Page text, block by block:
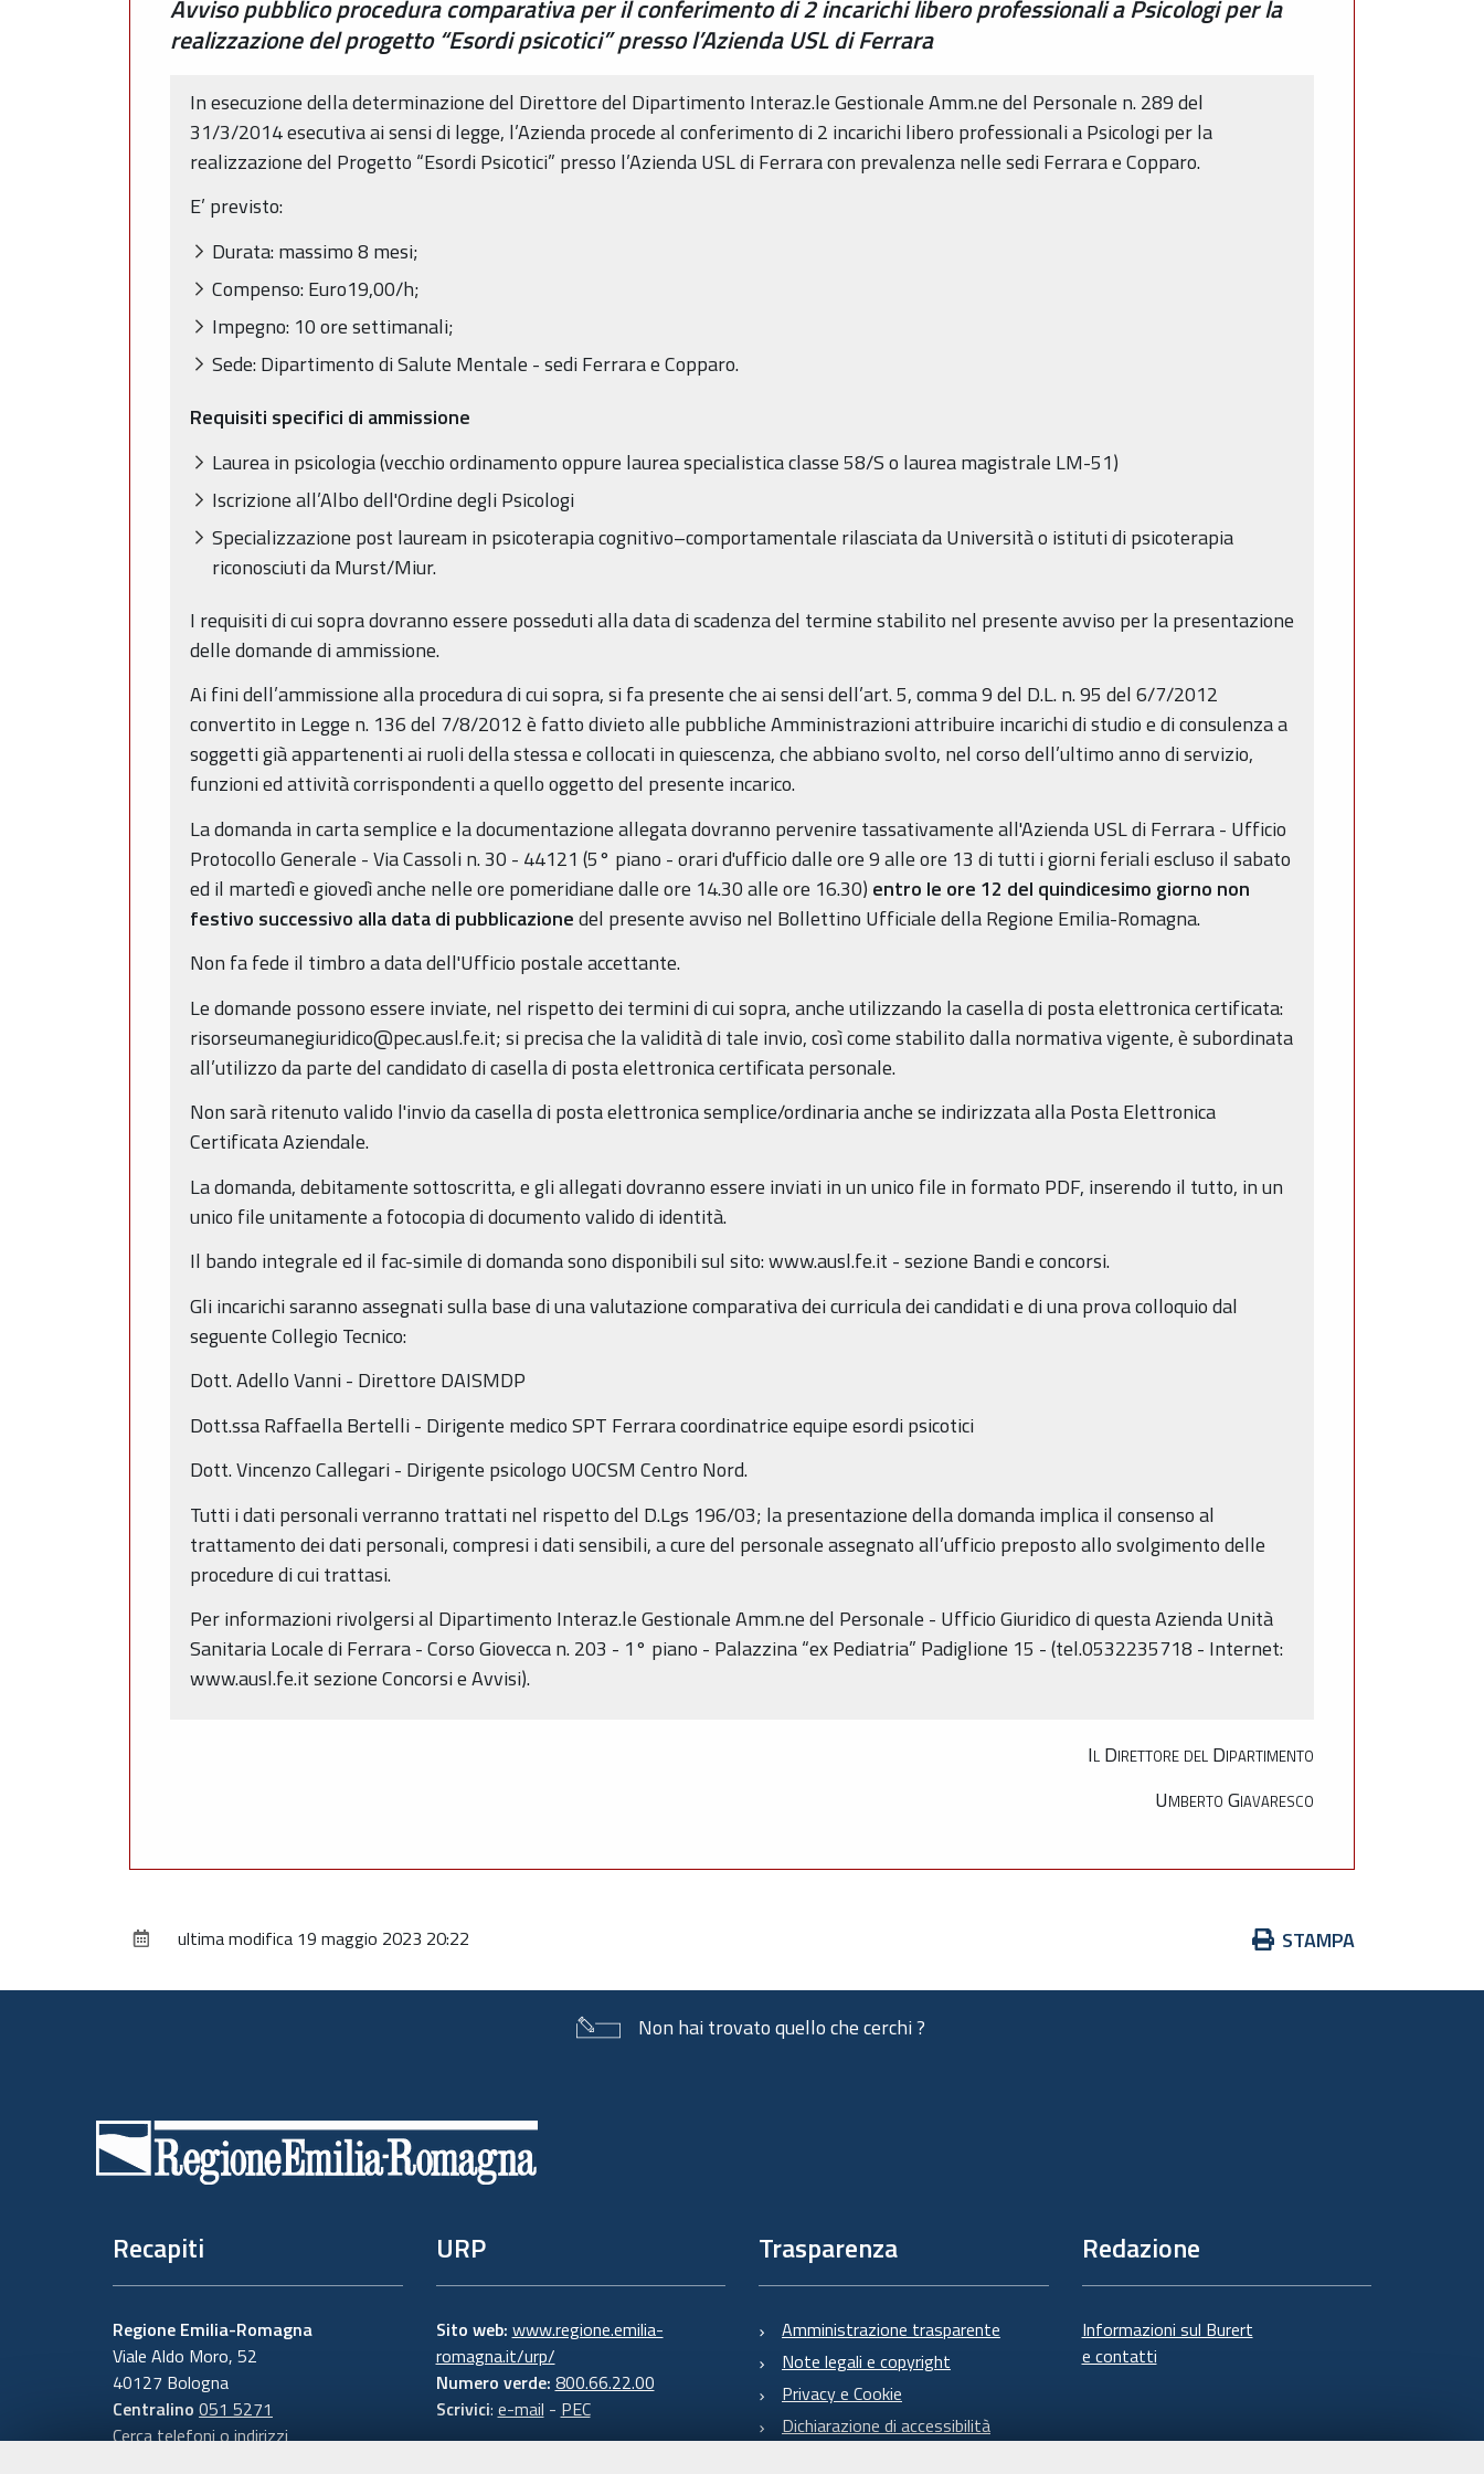
Avviso pubblico procedura comparativa per il conferimento di 2 incarichi libero professionali a Psicologi per la
realizzazione del progetto “Esordi psicotici” presso l’Azienda USL di Ferrara
In esecuzione della determinazione del Direttore del Dipartimento Interaz.le Gestionale Amm.ne del Personale n. 289 del
31/3/2014 esecutiva ai sensi di legge, l’Azienda procede al conferimento di 2 incarichi libero professionali a Psicologi per la
realizzazione del Progetto “Esordi Psicotici” presso l’Azienda USL di Ferrara con prevalenza nelle sedi Ferrara e Copparo.
E’ previsto:
Durata: massimo 8 mesi;
Compenso: Euro19,00/h;
Impegno: 10 ore settimanali;
Sede: Dipartimento di Salute Mentale - sedi Ferrara e Copparo.
Requisiti specifici di ammissione
Laurea in psicologia (vecchio ordinamento oppure laurea specialistica classe 58/S o laurea magistrale LM-51)
Iscrizione all’Albo dell'Ordine degli Psicologi
Specializzazione post lauream in psicoterapia cognitivo–comportamentale rilasciata da Università o istituti di psicoterapia
riconosciuti da Murst/Miur.
I requisiti di cui sopra dovranno essere posseduti alla data di scadenza del termine stabilito nel presente avviso per la presentazione
delle domande di ammissione.
Ai fini dell’ammissione alla procedura di cui sopra, si fa presente che ai sensi dell’art. 5, comma 9 del D.L. n. 95 del 6/7/2012
convertito in Legge n. 136 del 7/8/2012 è fatto divieto alle pubbliche Amministrazioni attribuire incarichi di studio e di consulenza a
soggetti già appartenenti ai ruoli della stessa e collocati in quiescenza, che abbiano svolto, nel corso dell’ultimo anno di servizio,
funzioni ed attività corrispondenti a quello oggetto del presente incarico.
La domanda in carta semplice e la documentazione allegata dovranno pervenire tassativamente all'Azienda USL di Ferrara - Ufficio
Protocollo Generale - Via Cassoli n. 30 - 44121 (5° piano - orari d'ufficio dalle ore 9 alle ore 13 di tutti i giorni feriali escluso il sabato
ed il martedì e giovedì anche nelle ore pomeridiane dalle ore 14.30 alle ore 16.30) entro le ore 12 del quindicesimo giorno non
festivo successivo alla data di pubblicazionedel presente avviso nel Bollettino Ufficiale della Regione Emilia-Romagna.
Non fa fede il timbro a data dell'Ufficio postale accettante.
Le domande possono essere inviate, nel rispetto dei termini di cui sopra, anche utilizzando la casella di posta elettronica certificata:
risorseumanegiuridico@pec.ausl.fe.it; si precisa che la validità di tale invio, così come stabilito dalla normativa vigente, è subordinata
all’utilizzo da parte del candidato di casella di posta elettronica certificata personale.
Non sarà ritenuto valido l'invio da casella di posta elettronica semplice/ordinaria anche se indirizzata alla Posta Elettronica
Certificata Aziendale.
La domanda, debitamente sottoscritta, e gli allegati dovranno essere inviati in un unico file in formato PDF, inserendo il tutto, in un
unico file unitamente a fotocopia di documento valido di identità.
Il bando integrale ed il fac-simile di domanda sono disponibili sul sito: www.ausl.fe.it - sezione Bandi e concorsi.
Gli incarichi saranno assegnati sulla base di una valutazione comparativa dei curricula dei candidati e di una prova colloquio dal
seguente Collegio Tecnico:
Dott. Adello Vanni - Direttore DAISMDP
Dott.ssa Raffaella Bertelli - Dirigente medico SPT Ferrara coordinatrice equipe esordi psicotici
Dott. Vincenzo Callegari - Dirigente psicologo UOCSM Centro Nord.
Tutti i dati personali verranno trattati nel rispetto del D.Lgs 196/03; la presentazione della domanda implica il consenso al
trattamento dei dati personali, compresi i dati sensibili, a cure del personale assegnato all’ufficio preposto allo svolgimento delle
procedure di cui trattasi.
Per informazioni rivolgersi al Dipartimento Interaz.le Gestionale Amm.ne del Personale - Ufficio Giuridico di questa Azienda Unità
Sanitaria Locale di Ferrara - Corso Giovecca n. 203 - 1° piano - Palazzina “ex Pediatria” Padiglione 15 - (tel.0532235718 - Internet:
www.ausl.fe.it sezione Concorsi e Avvisi).
Il Direttore del Dipartimento
Umberto Giavaresco
Azioni
documento
STAMPA
ultima modifica 19 maggio 2023 20:22
Non hai trovato quello che cerchi ?
Recapiti
Regione Emilia-Romagna
Viale Aldo Moro, 52
40127 Bologna
Centralino 051 5271
Cerca telefoni o indirizzi
URP
Sito web: www.regione.emilia-
romagna.it/urp/
Numero verde: 800.66.22.00
Scrivici: e-mail - PEC
Trasparenza
Amministrazione trasparente
Note legali e copyright
Privacy e Cookie
Dichiarazione di accessibilità
Redazione
Informazioni sul Burert
e contatti